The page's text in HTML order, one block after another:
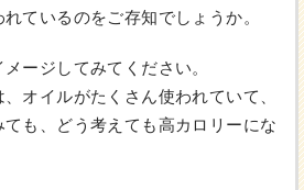
ているのをご存知でしょうか。
ージしてみてください。
オイルがたくさん使われていて、
も、どう考えても高カロリーにな